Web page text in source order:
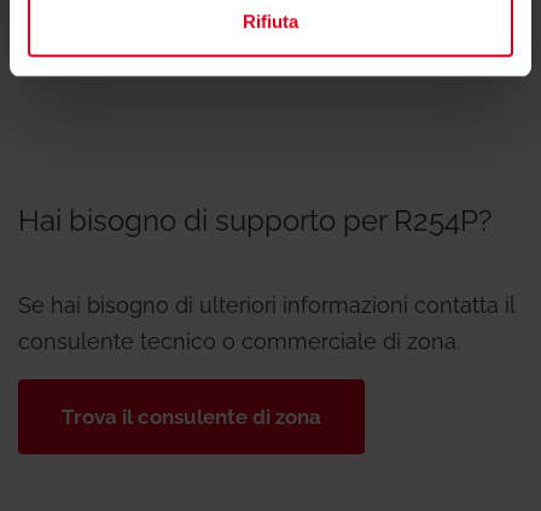
Rifiuta
Hai bisogno di supporto per R254P?
Se hai bisogno di ulteriori informazioni contatta il
consulente tecnico o commerciale di zona.
Trova il consulente di zona